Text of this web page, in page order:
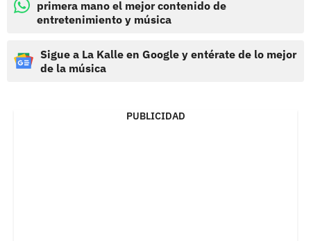
primera mano el mejor contenido de
entretenimiento y música
Sigue a La Kalle en Google y entérate de lo mejor
de la música
PUBLICIDAD